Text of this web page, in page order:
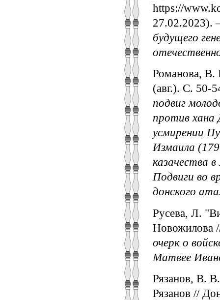
https://
будущего
Романова, В.
(авг.). С.
подвиг
против хана
усмирении
Измаила
казачества
Подвиги во
донского
Русева, Л.
Новожилова
очерк о
Матвее
Рязанов, В.
Рязанов //